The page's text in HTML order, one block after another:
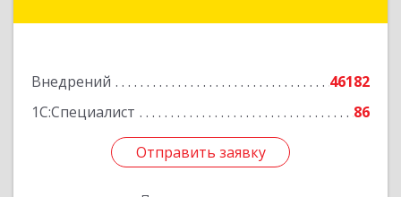
Внедрений
46182
1С:Специалист
86
Отправить заявку
Отправить заявку